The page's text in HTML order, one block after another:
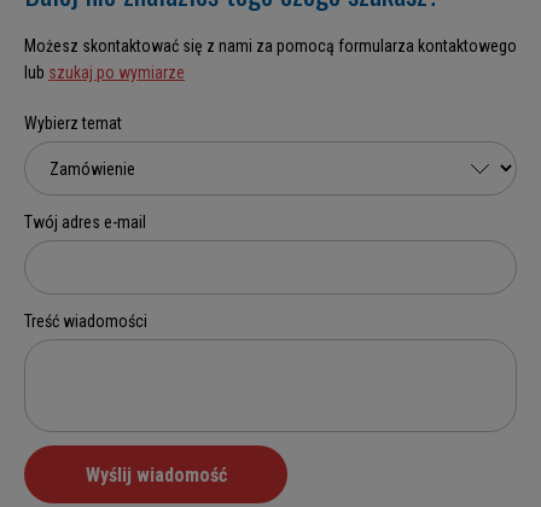
Możesz skontaktować się z nami za pomocą formularza kontaktowego
lub szukaj po wymiarze